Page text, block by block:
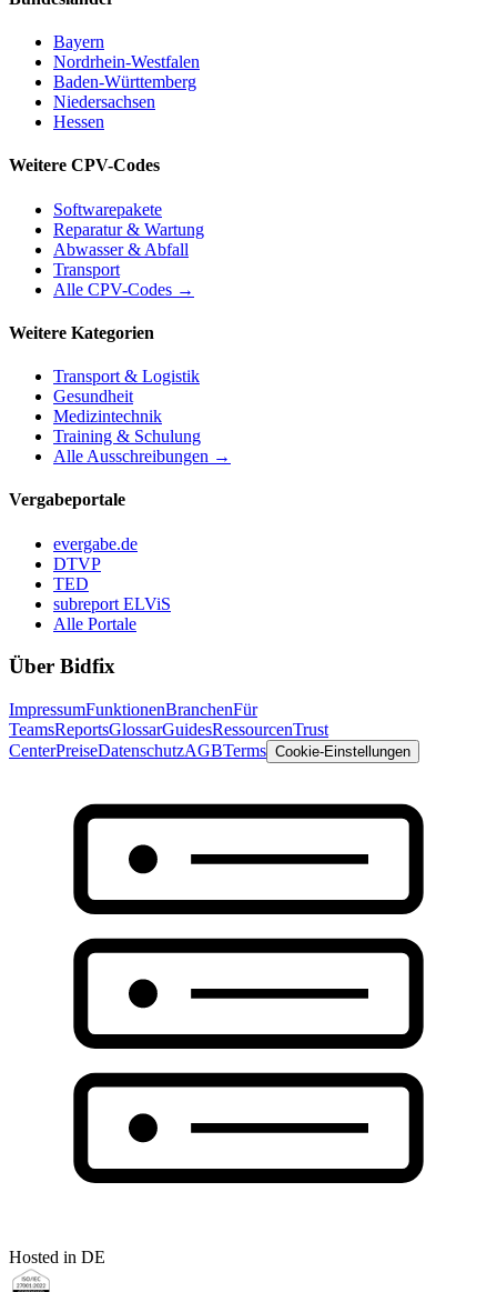
Bayern
Nordrhein-Westfalen
Baden-Württemberg
Niedersachsen
Hessen
Weitere CPV-Codes
Softwarepakete
Reparatur & Wartung
Abwasser & Abfall
Transport
Alle CPV-Codes →
Weitere Kategorien
Transport & Logistik
Gesundheit
Medizintechnik
Training & Schulung
Alle Ausschreibungen →
Vergabeportale
evergabe.de
DTVP
TED
subreport ELViS
Alle Portale
Über Bidfix
ImpressumFunktionenBranchenFür
TeamsReportsGlossarGuidesRessourcenTrust
CenterPreiseDatenschutzAGBTerms Cookie-Einstellungen
Hosted in DE